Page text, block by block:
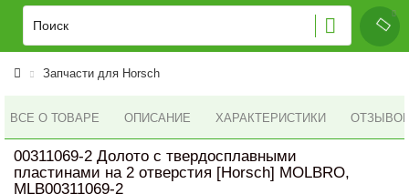
Запчасти для Horsch
ВСЕ О ТОВАРЕ ОПИСАНИЕ ХАРАКТЕРИСТИКИ ОТЗЫВОВ
00311069-2 Долото с твердосплавными
пластинами на 2 отверстия [Horsch] MOLBRO,
MLB00311069-2